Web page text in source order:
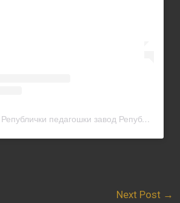
A post shared by Републички педагошки завод Републике Српске (@rpz_rs)
Next Post →